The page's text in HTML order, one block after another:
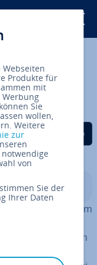
für
viel
teilen
teilen
Auf LinkedIn
erfreut. Im
Community um
Drupal ist im
Systemen
Webseiten
Produkte für
mit
können Sie
wollen,
Weitere
zur
von
Sie der
Ihrer Daten